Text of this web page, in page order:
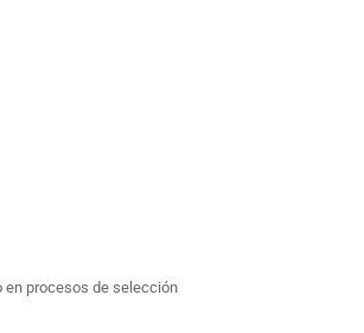
en procesos de selección